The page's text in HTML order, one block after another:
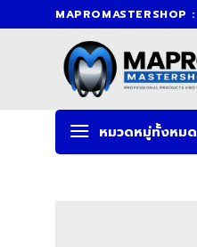
to
หมวดหมู่ทั้งหมด